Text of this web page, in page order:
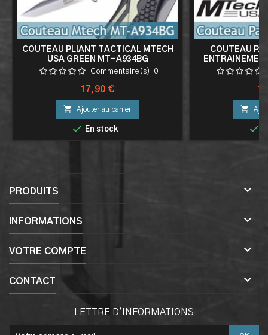
COUTEAU PLIANT TACTICAL MTECH
USA GREEN MT-A934BG
Commentaire(s): 0
Prix
17,90 €
 Ajouter au panier
 En stock
COUTEAU


PRODUITS 
INFORMATIONS 
VOTRE COMPTE 
CONTACT 
LETTRE D'INFORMATIONS